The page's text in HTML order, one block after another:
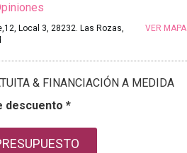
Local 3, 28232. Las Rozas,
VER MAPA
& FINANCIACIÓN A MEDIDA
descuento *